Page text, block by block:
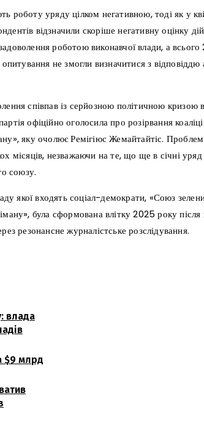
роботу уряду цілком негативною, тоді як у
відзначили скоріше негативну оцінку
роботою виконавчої влади, а всього
не змогли визначитися з
співпав із серйозною політичною кризою
офіційно оголосила про розірвання
яку очолює Ремігіюс Жемайтайтіс. Проблеми
місяців, незважаючи на те, що ще в січні
союзу.
якої входять соціал-демократи, «Союз
була сформована влітку 2025 року після
резонансне журналістське розслідування.
влада
$9 млрд